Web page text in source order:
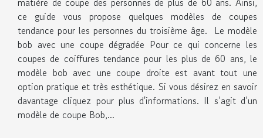
ce guide vous propose quelques modèles de coupes
tendance pour les personnes du troisième âge. Le modèle
bob avec une coupe dégradée Pour ce qui concerne les
coupes de coiffures tendance pour les plus de 60 ans, le
modèle bob avec une coupe droite est avant tout une
option pratique et très esthétique. Si vous désirez en savoir
davantage cliquez pour plus d'informations. Il s’agit d’un
modèle de coupe Bob,...